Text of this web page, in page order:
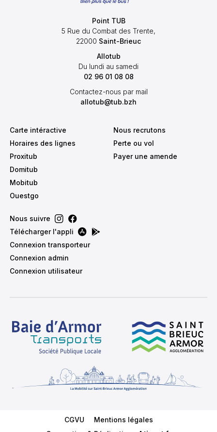
EFFACER
Point TUB
5 Rue du Combat des Trente,
22000 Saint-Brieuc
Allotub
Du lundi au samedi
02 96 01 08 08
Contactez-nous par mail
allotub@tub.bzh
Carte intéractive
Horaires des lignes
Proxitub
Domitub
Mobitub
Ouestgo
Nous recrutons
Perte ou vol
Payer une amende
Nous suivre
Télécharger l'appli
Connexion transporteur
Connexion admin
Connexion utilisateur
Menu Footer
CGVU
Mentions légales